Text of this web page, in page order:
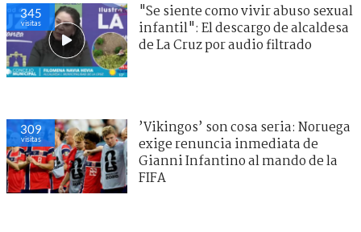
345
visitas
"Se siente como vivir abuso sexual
infantil": El descargo de alcaldesa
de La Cruz por audio filtrado
309
visitas
’Vikingos’ son cosa seria: Noruega
exige renuncia inmediata de
Gianni Infantino al mando de la
FIFA